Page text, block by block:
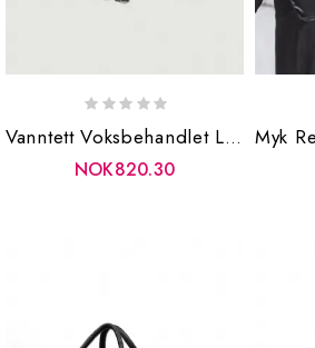
Vanntett Voksbehandlet Lerrets Bagasjeveske Med Stor Kapasitet Crossbody-Veske Reise-Helgeveske For Menn Forretningsreise Duffel-Totebag
NOK820.30